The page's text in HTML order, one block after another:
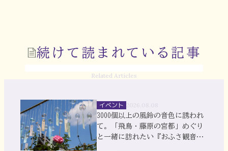
続けて読まれている記事
Related Articles
イベント
3000個以上の風鈴の音色に誘われ
て。「飛鳥・藤原の宮都」めぐり
と一緒に訪れたい『おふさ観音』